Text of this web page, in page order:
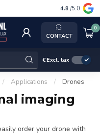
Service,
4.8 /5.0
CONTACT
0
€Excl. tax
/ Applications / Drones
imaging
order your drone with